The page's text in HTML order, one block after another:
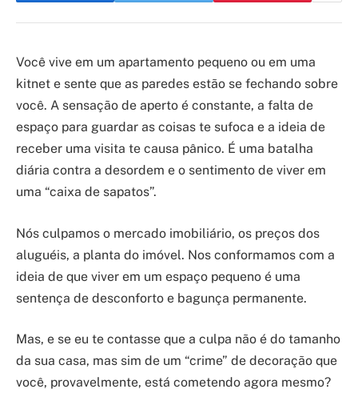
Você vive em um apartamento pequeno ou em uma
kitnet e sente que as paredes estão se fechando sobre
você. A sensação de aperto é constante, a falta de
espaço para guardar as coisas te sufoca e a ideia de
receber uma visita te causa pânico. É uma batalha
diária contra a desordem e o sentimento de viver em
uma “caixa de sapatos”.
Nós culpamos o mercado imobiliário, os preços dos
aluguéis, a planta do imóvel. Nos conformamos com a
ideia de que viver em um espaço pequeno é uma
sentença de desconforto e bagunça permanente.
Mas, e se eu te contasse que a culpa não é do tamanho
da sua casa, mas sim de um “crime” de decoração que
você, provavelmente, está cometendo agora mesmo?